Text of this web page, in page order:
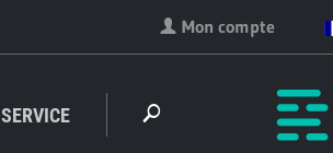
Mon compte
SERVICE